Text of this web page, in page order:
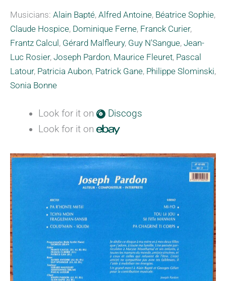
Musicians: Alain Bapté, Alfred Antoine, Béatrice Sophie,
Claude Hospice, Dominique Ferne, Franck Curier,
Frantz Calcul, Gérard Malfleury, Guy N'Sangue, Jean-
Luc Rosier, Joseph Pardon, Maurice Fleuret, Pascal
Latour, Patricia Aubon, Patrick Gane, Philippe Slominski,
Sonia Bonne
Look for it on
Discogs
Look for it on